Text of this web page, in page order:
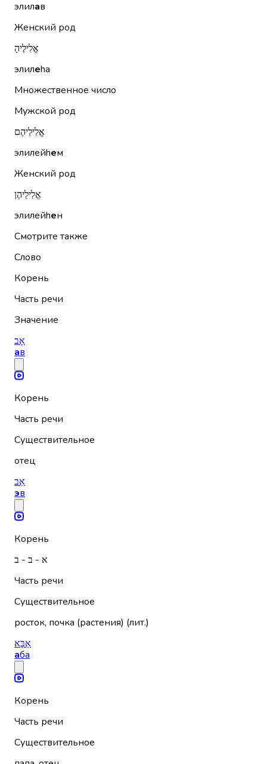
элилав
Женский род
אֱלִילֶיהָ
элилеhа
Множественное число
Мужской род
אֱלִילֵיהֶם
элилейhем
Женский род
אֱלִילֵיהֶן
элилейhен
Смотрите также
Слово
Корень
Часть речи
Значение
אָב
ав
Корень
Часть речи
Существительное
отец
אֵב
эв
Корень
א - ב - ב
Часть речи
Существительное
росток, почка (растения) (лит.)
אַבָּא
аба
Корень
Часть речи
Существительное